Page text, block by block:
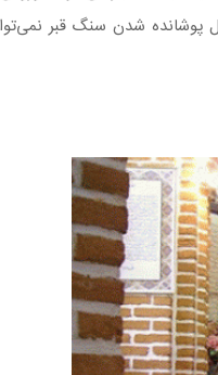
پوشانده شدن سنگ قبر